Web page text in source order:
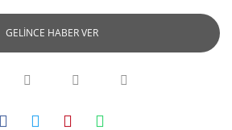
GELİNCE HABER VER